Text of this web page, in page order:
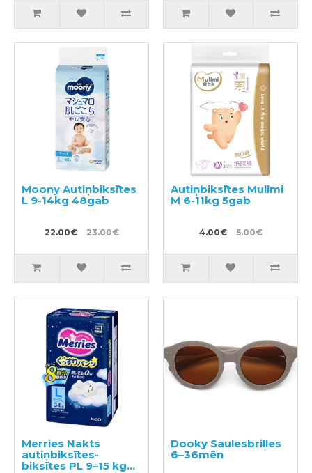
Moony Autiņbiksītes
L 9-14kg 48gab
22.00€ 23.00€
Autiņbiksītes Mulimi
M 6-11kg 5gab
4.00€ 5.00€
Merries Nakts
autiņbiksītes-
biksītes PL 9–15 kg
Dooky Saulesbrilles
6–36mēn